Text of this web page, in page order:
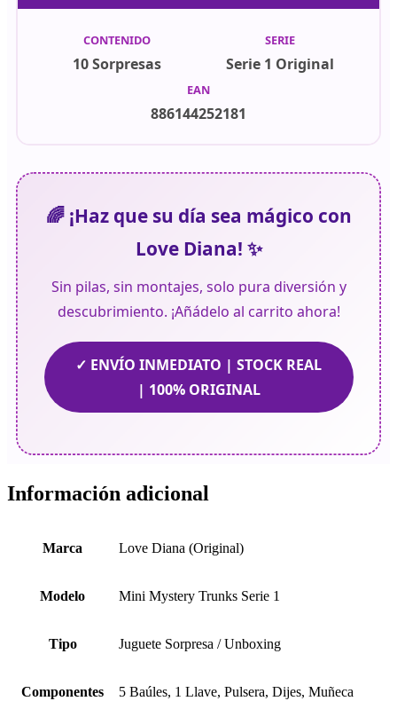
CONTENIDO
10 Sorpresas
SERIE
Serie 1 Original
EAN
886144252181
🌈 ¡Haz que su día sea mágico con
Love Diana! ✨
Sin pilas, sin montajes, solo pura diversión y
descubrimiento. ¡Añádelo al carrito ahora!
✓ ENVÍO INMEDIATO | STOCK REAL
| 100% ORIGINAL
Información adicional
Marca Love Diana (Original)
Modelo Mini Mystery Trunks Serie 1
Tipo Juguete Sorpresa / Unboxing
Componentes 5 Baúles, 1 Llave, Pulsera, Dijes, Muñeca